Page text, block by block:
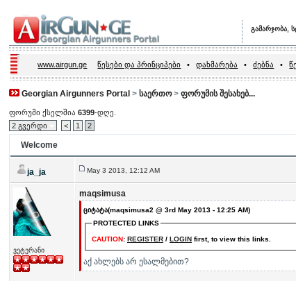
გამარჯობა,
www.airgun.ge წესები და პრინციპები • დახმარება • ძებნა •
Georgian Airgunners Portal >საერთო>ფორუმის შესახებ...
ფორუმი ქსელშია6399-დღე.
2 გვერდი
< 1 2
Welcome
ja_ja May 3 2013, 12:12 AM
ვეტერანი
maqsimusa
ციტატა(maqsimusa2 @ 3rd May 2013 - 12:25 AM)
PROTECTED LINKS
CAUTION: REGISTER/ LOGINfirst, to view this links.
აქ ახლებს არ ესალმებით?